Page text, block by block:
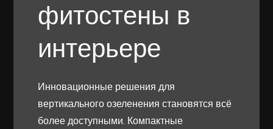
фитостены в
интерьере
Инновационные решения для
вертикального озеленения становятся всё
более доступными. Компактные